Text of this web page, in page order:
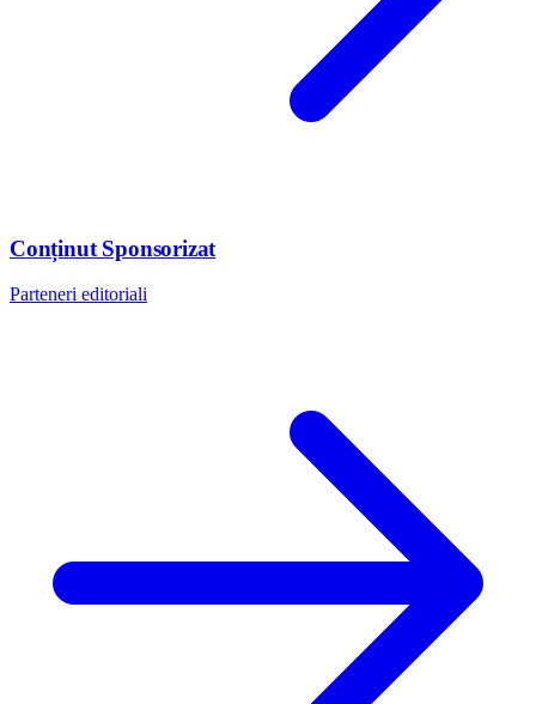
Conținut Sponsorizat
Parteneri editoriali